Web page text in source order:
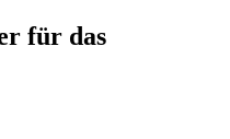
für das